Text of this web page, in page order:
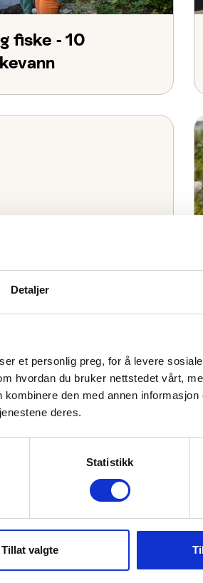
Detaljer
et personlig preg, for å levere
hvordan du bruker nettstedet vårt,
den med annen
deres.
Statistikk
Tillat valgte
fiske - 10
Resort Trysil